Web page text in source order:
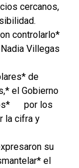
cercanos,
controlarlo*
Villegas
de
el Gobierno
por los
la cifra y
su
el